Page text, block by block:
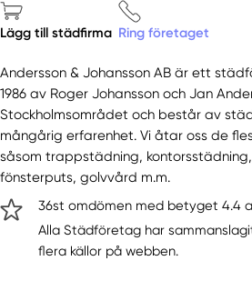
Lägg till städfirma Ring företaget
Andersson & Johansson AB är ett
1986 av Roger Johansson och Jan
Stockholmsområdet och består av
mångårig erfarenhet. Vi åtar oss de
såsom trappstädning,
fönsterputs, golvvård m.m.
36st omdömen med betyget 4.4
Alla Städföretag har
flera källor på webben.